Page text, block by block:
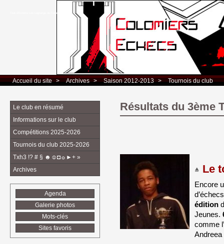
Club d’Echecs Léo Lagrange de Colomiers
Accueil du site > Archives > Saison 2012-2013 > Tournois du club
Résultats du 3ème
Le
Encore
édition
Jeunes.
comme
Le club en résumé
Informations sur le club
Compétitions 2025-2026
Tournois du club 2025-2026
Txh3 !? # § ☻☺◘☼►+ »
Archives
Agenda
Galerie photos
Mots-clés
Sites favoris